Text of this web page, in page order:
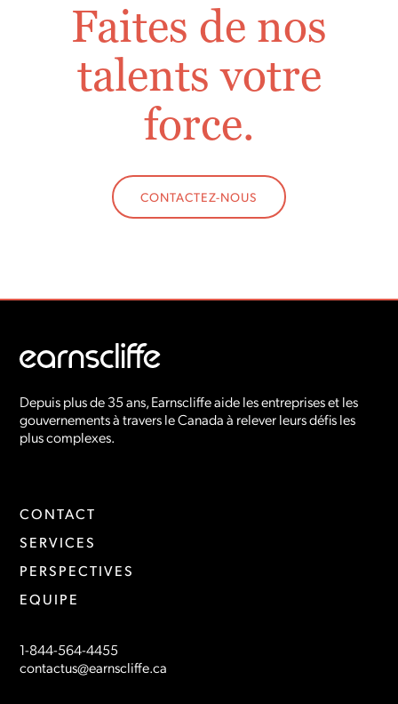
Faites de nos
talents votre
force.
CONTACTEZ-NOUS
Depuis plus de 35 ans, Earnscliffe aide les entreprises et les
gouvernements à travers le Canada à relever leurs défis les
plus complexes.
CONTACT
SERVICES
PERSPECTIVES
EQUIPE
1-844-564-4455
contactus@earnscliffe.ca